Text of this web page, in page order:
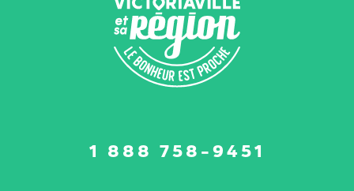
1 888 758-9451